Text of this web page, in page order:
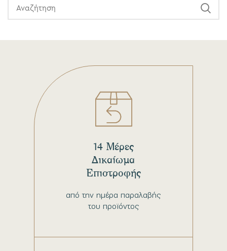
από την ημέρα παραλαβής
του προϊόντος
14 Μέρες
Δικαίωμα
Επιστροφής